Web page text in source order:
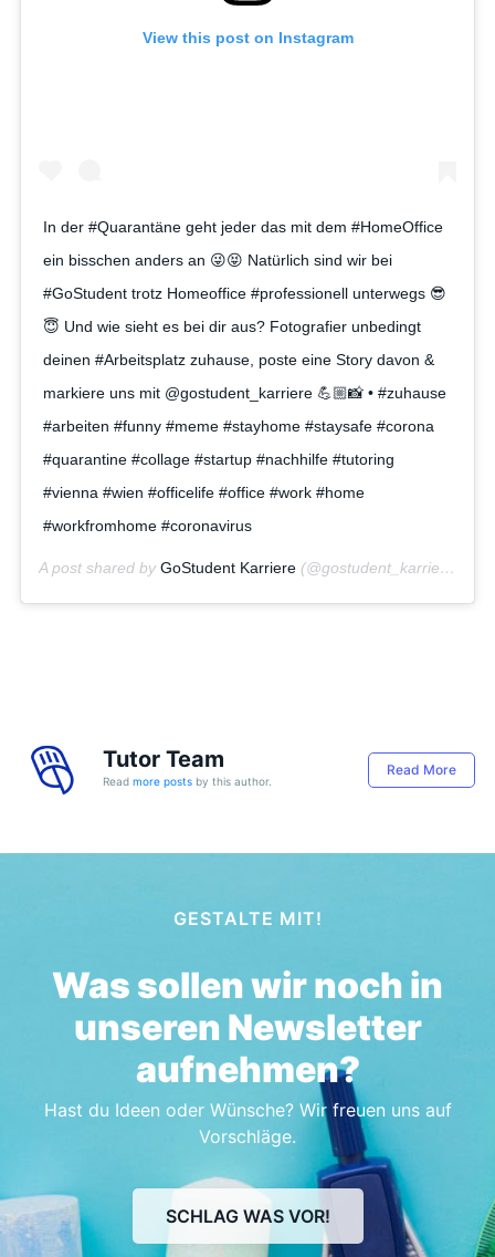
View this post on Instagram
In der #Quarantäne geht jeder das mit dem #HomeOffice
ein bisschen anders an 😜😝 Natürlich sind wir bei
#GoStudent trotz Homeoffice #professionell unterwegs 😎
😇 Und wie sieht es bei dir aus? Fotografier unbedingt
deinen #Arbeitsplatz zuhause, poste eine Story davon &
markiere uns mit @gostudent_karriere 💪🏼📸 • #zuhause
#arbeiten #funny #meme #stayhome #staysafe #corona
#quarantine #collage #startup #nachhilfe #tutoring
#vienna #wien #officelife #office #work #home
#workfromhome #coronavirus
A post shared by GoStudent Karriere(@gostudent_karriere) on
Tutor Team
Read more postsby this author.
Read More
GESTALTE MIT!
Was sollen wir noch in
unseren Newsletter
aufnehmen?
Hast du Ideen oder Wünsche? Wir freuen uns auf
Vorschläge.
SCHLAG WAS VOR!